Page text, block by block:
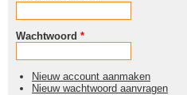
Wachtwoord *
Nieuw account aanmaken
Nieuw wachtwoord aanvragen